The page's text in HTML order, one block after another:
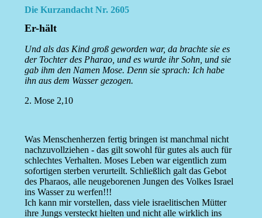
Die Kurzandacht Nr. 2605
Er-hält
Und als das Kind groß geworden war, da brachte sie es
der Tochter des Pharao, und es wurde ihr Sohn, und sie
gab ihm den Namen Mose. Denn sie sprach: Ich habe
ihn aus dem Wasser gezogen.
2. Mose 2,10
Was Menschenherzen fertig bringen ist manchmal nicht
nachzuvollziehen - das gilt sowohl für gutes als auch für
schlechtes Verhalten. Moses Leben war eigentlich zum
sofortigen sterben verurteilt. Schließlich galt das Gebot
des Pharaos, alle neugeborenen Jungen des Volkes Israel
ins Wasser zu werfen!!!
Ich kann mir vorstellen, dass viele israelitischen Mütter
ihre Jungs versteckt hielten und nicht alle wirklich ins